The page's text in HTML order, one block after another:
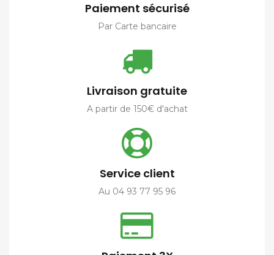
Paiement sécurisé
Par Carte bancaire
Livraison gratuite
A partir de 150€ d'achat
Service client
Au 04 93 77 95 96